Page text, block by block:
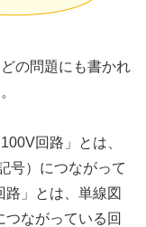
の問題にも書かれ
回路」とは、
号）につながって
」とは、単線図
ながっている回